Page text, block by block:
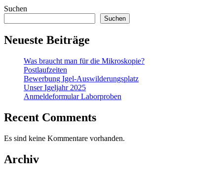
Suchen
Suchen
Neueste Beiträge
Was braucht man für die Mikroskopie?
Postlaufzeiten
Bewerbung Igel-Auswilderungsplatz
Unser Igeljahr 2025
Anmeldeformular Laborproben
Recent Comments
Es sind keine Kommentare vorhanden.
Archiv